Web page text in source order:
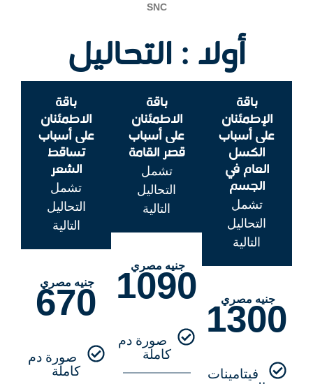
SNC
أولا : التحاليل
باقة
الإطمئنان
على أسباب
الكسل
العام في
الجسم
تشمل
التحاليل
التالية
جنيه مصري
1300
فيتامينات
باقة
الاطمئنان
على أسباب
قصر القامة
تشمل
التحاليل
التالية
جنيه مصري
1090
صورة دم
كاملة
باقة
الاطمئنان
على أسباب
تساقط
الشعر
تشمل
التحاليل
التالية
جنيه مصري
670
صورة دم
كاملة